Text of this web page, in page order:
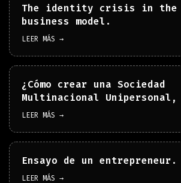
The identity crisis in the
business model.
LEER MÁS →
¿Cómo crear una Sociedad
Multinacional Unipersonal,
LEER MÁS →
Ensayo de un entrepreneur.
LEER MÁS →